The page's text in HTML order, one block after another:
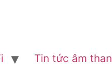
Tin tức âm